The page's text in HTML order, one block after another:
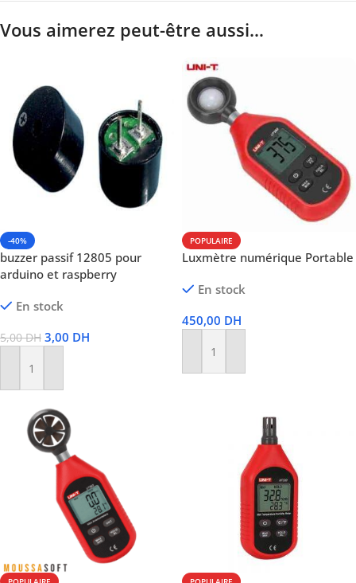
Vous aimerez peut-être aussi…
-40%
buzzer passif 12805 pour
arduino et raspberry
En stock
5,00DH 3,00 DH
Ajouter Au Panier
POPULAIRE
Luxmètre numérique Portable
En stock
450,00 DH
Ajouter Au Panier